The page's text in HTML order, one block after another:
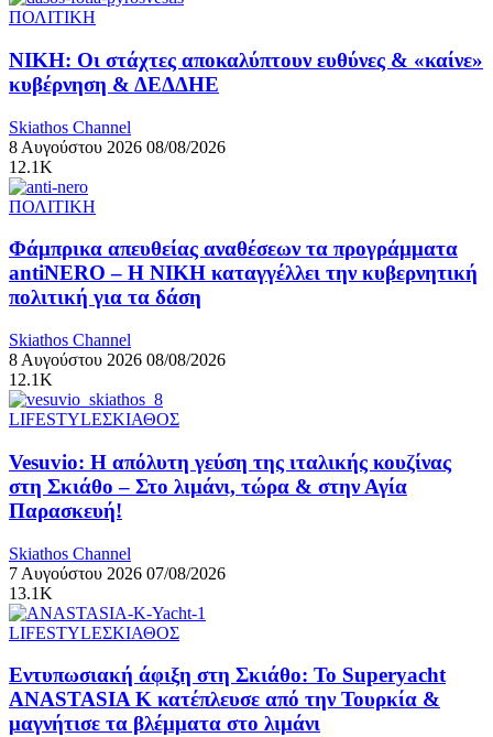
ΠΟΛΙΤΙΚΗ
ΝΙΚΗ: Οι στάχτες αποκαλύπτουν ευθύνες & «καίνε»
κυβέρνηση & ΔΕΔΔΗΕ
Skiathos Channel
8 Αυγούστου 2026 08/08/2026
12.1K
ΠΟΛΙΤΙΚΗ
Φάμπρικα απευθείας αναθέσεων τα προγράμματα
antiNERO – Η ΝΙΚΗ καταγγέλλει την κυβερνητική
πολιτική για τα δάση
Skiathos Channel
8 Αυγούστου 2026 08/08/2026
12.1K
LIFESTYLEΣΚΙΑΘΟΣ
Vesuvio: Η απόλυτη γεύση της ιταλικής κουζίνας
στη Σκιάθο – Στο λιμάνι, τώρα & στην Αγία
Παρασκευή!
Skiathos Channel
7 Αυγούστου 2026 07/08/2026
13.1K
LIFESTYLEΣΚΙΑΘΟΣ
Εντυπωσιακή άφιξη στη Σκιάθο: Το Superyacht
ANASTASIA K κατέπλευσε από την Τουρκία &
μαγνήτισε τα βλέμματα στο λιμάνι